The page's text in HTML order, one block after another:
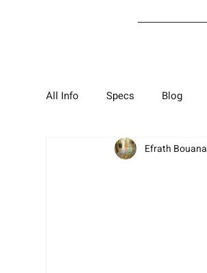
All Info Specs Blog
Efrath Bouana